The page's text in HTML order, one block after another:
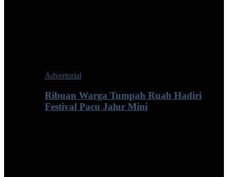
Advertorial
Ribuan Warga Tumpah Ruah Hadiri
Festival Pacu Jalur Mini